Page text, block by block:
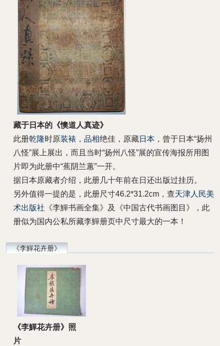
藏于日本的《懊道人真迹》
此册乾隆时原装裱 ， 品相绝佳，原藏日本 ，曾于日本“扬州
八怪”展上展出，而且当时“扬州八怪”展的宣传海报所用图
片即为此册中“蕉阴兰蕙”一开。
据日本原藏者介绍，此册几十年前在日还出版过挂历。
另外值得一提的是，此册尺寸46.2*31.2cm，查天津人民美
术出版社 《李鱓书画全集》及《中国古代书画图目》，此
册似为国内公私所藏李鱓册页中尺寸最大的一本！
《李鱓花卉册》
《李鱓花卉册》照
片